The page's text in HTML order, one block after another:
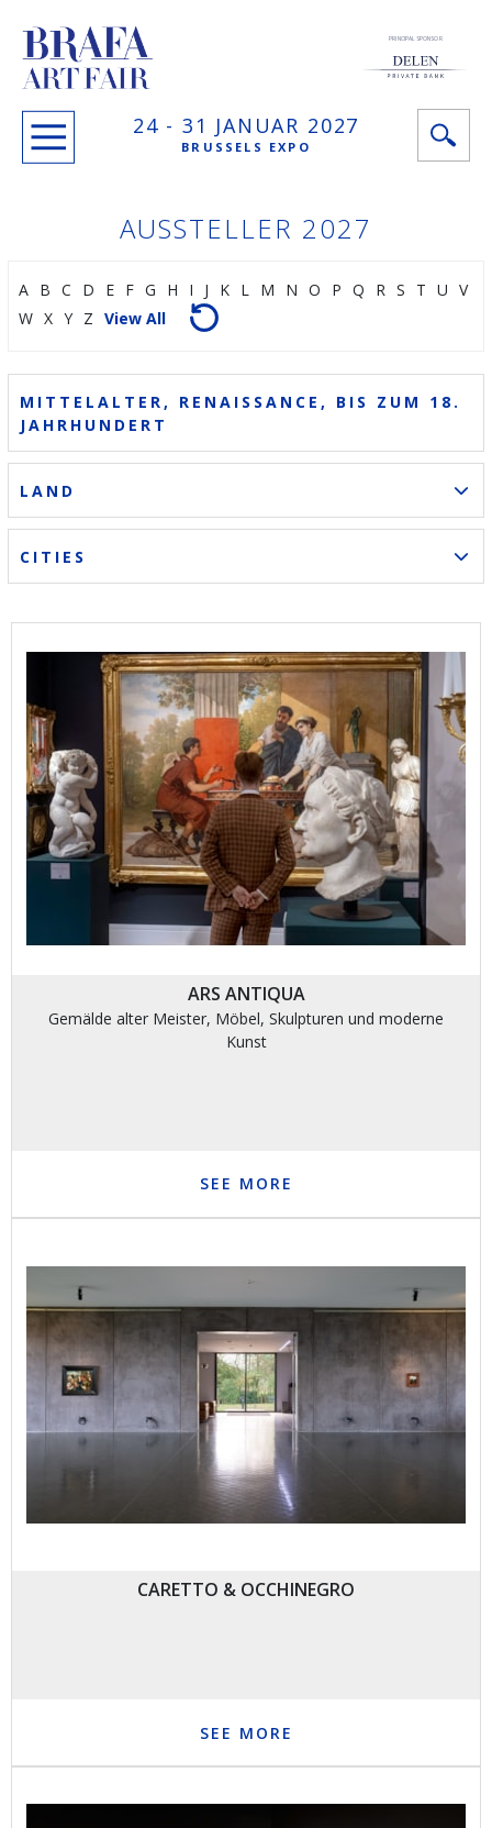
24 - 31 JANUAR 2027
BRUSSELS EXPO
PRINCIPAL SPONSOR
AUSSTELLER 2027
A B C D E F G H I J K L M N O P Q R S T U V
W X Y Z View All
MITTELALTER, RENAISSANCE, BIS ZUM 18.
JAHRHUNDERT
LAND
CITIES
ARS ANTIQUA
Gemälde alter Meister, Möbel, Skulpturen und moderne
Kunst
SEE MORE
CARETTO & OCCHINEGRO
SEE MORE